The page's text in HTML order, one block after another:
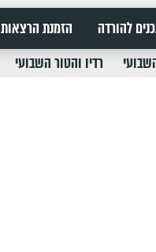
להורדה הזמנת הרצאות
רדיו והטור השבועי